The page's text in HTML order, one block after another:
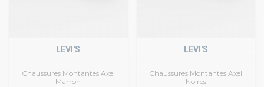
Chaussures Montantes Axel
Marron
LEVI'S
Chaussures Montantes Axel
Noires
LEVI'S